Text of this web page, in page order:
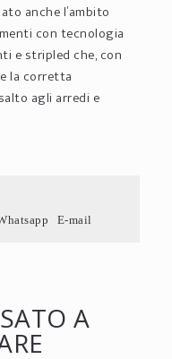
anche l’ambito
con tecnologia
e stripled che, con
la corretta
agli arredi e
E-mail
A